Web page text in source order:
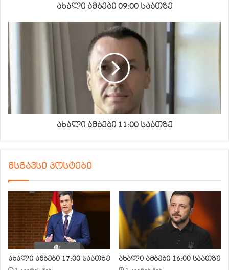
ახალი ამბები 09:00 საათზე
ახალი ამბები 11:00 საათზე
მსგავსი პოსტები
ახალი ამბები 17:00 საათზე ახალი ამბები 16:00 საათზე